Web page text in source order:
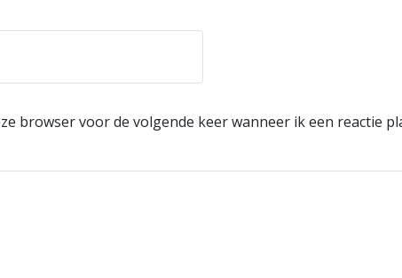
browser voor de volgende keer wanneer ik een reactie